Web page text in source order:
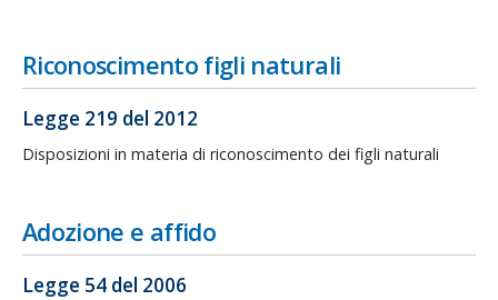
Riconoscimento figli naturali
Legge 219 del 2012
Disposizioni in materia di riconoscimento dei figli naturali
Adozione e affido
Legge 54 del 2006